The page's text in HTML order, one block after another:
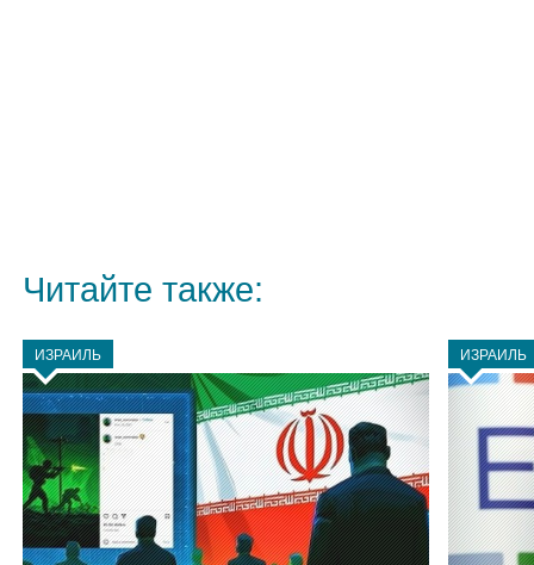
Читайте также:
ИЗРАИЛЬ ИЗРАИЛЬ